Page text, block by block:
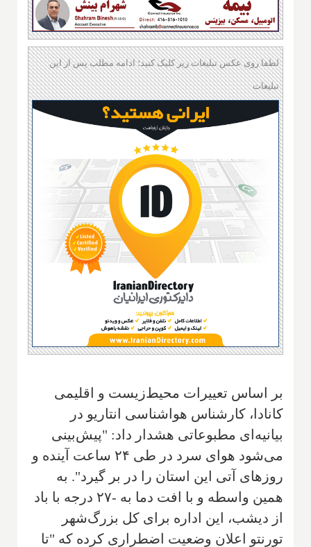
لطفا روی عکس تبلیغات زیر کلیک کنید؛ ادامه مطلب پس از این
تبلیغات
بر اساس تعییرات محیط‌زیست و اقلیمی
کانادا، کارشناس هواشناسی انتاریو در
بیانیه‌ای مطبوعاتی هشدار داد: "پیش‌بینی
می‌شود هوای سرد در طی ۲۴ ساعت آینده و
روزهای آتی این استان را در بر گیرد". به
همین واسطه و با افت دما به -۲۷ درجه با باد
از دیشب، این اداره برای کل بزرگ‌شهر
تورنتو اعلان وضعیت اضطراری کرده که "تا